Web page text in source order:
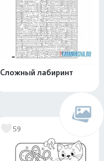
Сложный лабиринт
59